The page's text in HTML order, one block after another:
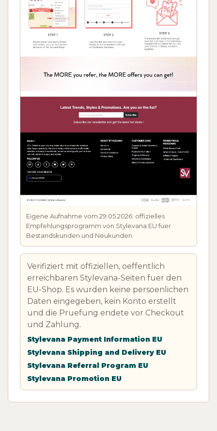
Eigene Aufnahme vom 29.05.2026: offizielles
Empfehlungsprogramm von Stylevana EU fuer
Bestandskunden und Neukunden.
Verifiziert mit offiziellen, oeffentlich
erreichbaren Stylevana-Seiten fuer den
EU-Shop. Es wurden keine persoenlichen
Daten eingegeben, kein Konto erstellt
und die Pruefung endete vor Checkout
und Zahlung.
Stylevana Payment Information EU
Stylevana Shipping and Delivery EU
Stylevana Referral Program EU
Stylevana Promotion EU